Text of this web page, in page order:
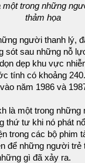
một trong những
thảm họa
người thanh lý,
sót sau những nỗ
dẹp khu vực
tính có khoảng
năm 1986 và
là một trong những
thứ tư khi nó phát
trong các bộ phim
để những người
gì đã xảy ra.